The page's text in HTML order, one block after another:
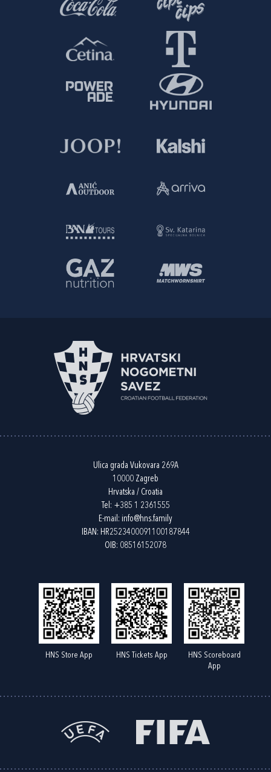
Ulica grada Vukovara 269A
10000 Zagreb
Hrvatska / Croatia
Tel: +385 1 2361555
E-mail: info@hns.family
IBAN: HR2523400091100187844
OIB: 08516152078
HNS Store App HNS Tickets App
HNS Scoreboard
App